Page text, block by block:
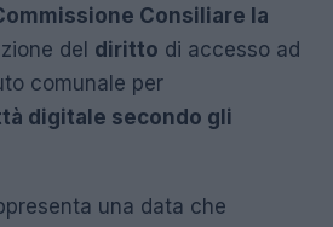
Consiliare la
del diritto di accesso ad
comunale per
digitale secondo gli
una data che